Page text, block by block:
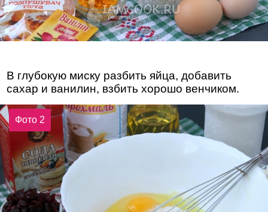
В глубокую миску разбить яйца, добавить
сахар и ванилин, взбить хорошо венчиком.
Фото 2